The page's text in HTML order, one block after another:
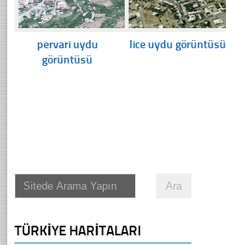
pervari uydu
görüntüsü
lice uydu görüntüsü
TÜRKIYE HARITALARI